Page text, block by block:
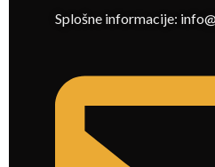
Splošne informacije: